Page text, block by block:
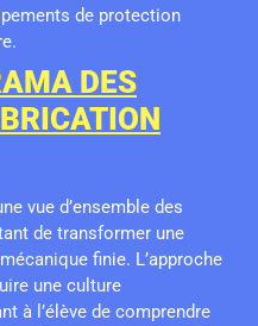
de protection
DES
vue d’ensemble des
de transformer une
finie. L’approche
une culture
à l’élève de comprendre